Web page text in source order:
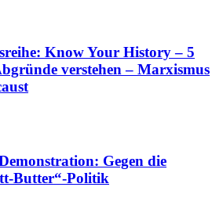
Know Your History – 5
verstehen – Marxismus
Gegen die
Butter“-Politik